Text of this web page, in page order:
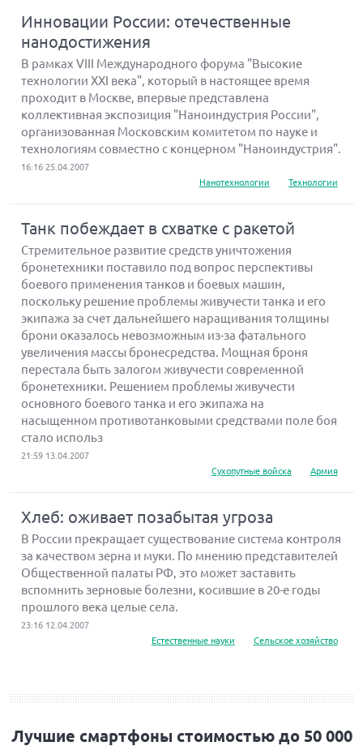
Инновации России: отечественные
нанодостижения
В рамках VIII Международного форума "Высокие
технологии XXI века", который в настоящее время
проходит в Москве, впервые представлена
коллективная экспозиция "Наноиндустрия России",
организованная Московским комитетом по науке и
технологиям совместно с концерном "Наноиндустрия".
16:16 25.04.2007
Нанотехнологии
Технологии
Танк побеждает в схватке с ракетой
Стремительное развитие средств уничтожения
бронетехники поставило под вопрос перспективы
боевого применения танков и боевых машин,
поскольку решение проблемы живучести танка и его
экипажа за счет дальнейшего наращивания толщины
брони оказалось невозможным из-за фатального
увеличения массы бронесредства. Мощная броня
перестала быть залогом живучести современной
бронетехники. Решением проблемы живучести
основного боевого танка и его экипажа на
насыщенном противотанковыми средствами поле боя
стало использ
21:59 13.04.2007
Сухопутные войска
Армия
Хлеб: оживает позабытая угроза
В России прекращает существование система контроля
за качеством зерна и муки. По мнению представителей
Общественной палаты РФ, это может заставить
вспомнить зерновые болезни, косившие в 20-е годы
прошлого века целые села.
23:16 12.04.2007
Естественные науки
Сельское хозяйство
Лучшие смартфоны стоимостью до 50 000